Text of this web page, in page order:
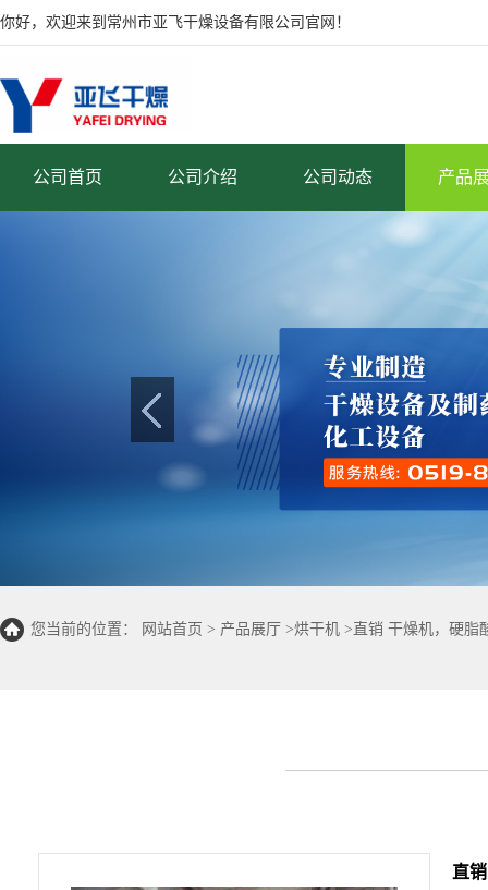
你好，欢迎来到常州市亚飞干燥设备有限公司官网！
公司首页 公司介绍 公司动态 产品
您当前的位置： 网站首页 > 产品展厅 >烘干机 > 直销 干燥机，硬脂
直